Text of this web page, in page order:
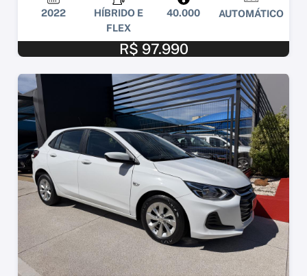
2022
HÍBRIDO E
FLEX
40.000 AUTOMÁTICO
R$ 97.990